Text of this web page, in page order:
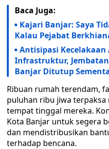
Baca Juga:
Kajari Banjar: Saya
Kalau Pejabat
Antisipasi
Infrastruktur,
Banjar Ditutup
Ribuan rumah terendam,
puluhan ribu jiwa
tempat tinggal mereka.
Kota Banjar untuk segera
dan mendistribusikan
terhadap bencana.